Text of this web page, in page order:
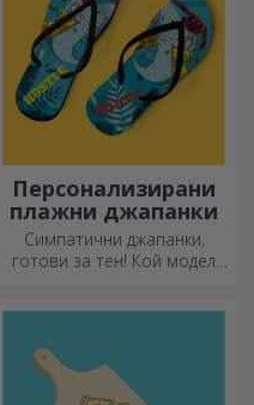
Персонализирани
плажни джапанки
Симпатични джапанки,
готови за тен! Кой модел